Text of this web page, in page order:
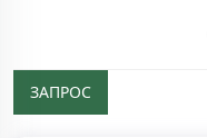
ЗАПРОС